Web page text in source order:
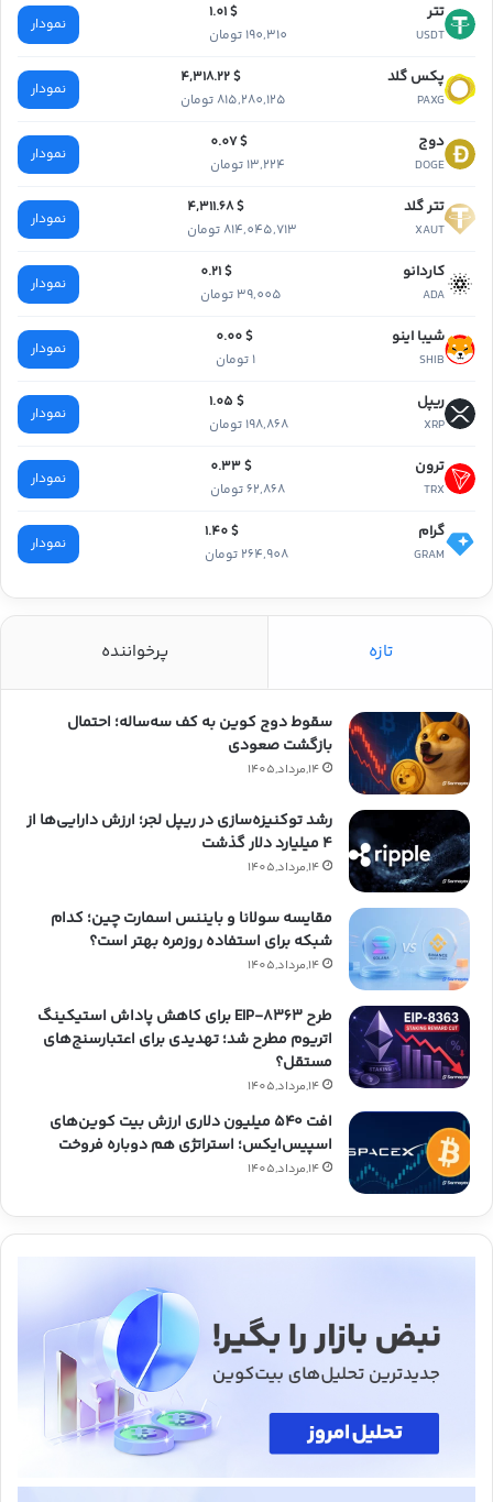
تتر
USDT
$ 1.01
190,310 تومان
نمودار
پکس گلد
PAXG
$ 4,318.22
815,280,125 تومان
نمودار
دوج
DOGE
$ 0.07
13,224 تومان
نمودار
تتر گلد
XAUT
$ 4,311.68
814,045,713 تومان
نمودار
کاردانو
ADA
$ 0.21
39,005 تومان
نمودار
شیبا اینو
SHIB
$ 0.00
1 تومان
نمودار
ریپل
XRP
$ 1.05
198,868 تومان
نمودار
ترون
TRX
$ 0.33
62,868 تومان
نمودار
گرام
GRAM
$ 1.40
264,908 تومان
نمودار
تازه پرخواننده
سقوط دوج کوین به کف سه‌ساله؛ احتمال
بازگشت صعودی
14,مرداد,1405
رشد توکنیزه‌سازی در ریپل لجر؛ ارزش دارایی‌ها از
۴ میلیارد دلار گذشت
14,مرداد,1405
مقایسه سولانا و بایننس اسمارت چین؛ کدام
شبکه برای استفاده روزمره بهتر است؟
14,مرداد,1405
طرح EIP-8363 برای کاهش پاداش استیکینگ
اتریوم مطرح شد؛ تهدیدی برای اعتبارسنج‌های
مستقل؟
14,مرداد,1405
افت ۵۴۰ میلیون دلاری ارزش بیت کوین‌های
اسپیس‌ایکس؛ استراتژی هم دوباره فروخت
14,مرداد,1405